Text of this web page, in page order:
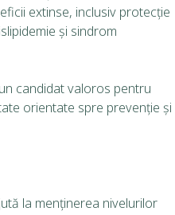
extinse, inclusiv protecție
și sindrom
candidat valoros pentru
orientate spre prevenție și
la menținerea nivelurilor